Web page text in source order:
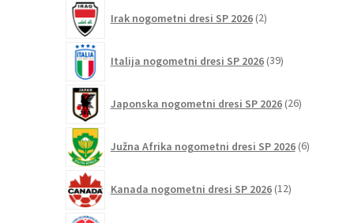
Irak nogometni dresi SP 2026 2izdelka
Italija nogometni dresi SP 2026 39izdelkov
Japonska nogometni dresi SP 2026 26izdelkov
Južna Afrika nogometni dresi SP 2026 6izdelkov
Kanada nogometni dresi SP 2026 12izdelkov